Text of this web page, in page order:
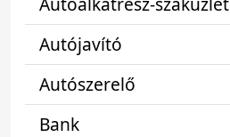
Autójavító
Autószerelő
Bank